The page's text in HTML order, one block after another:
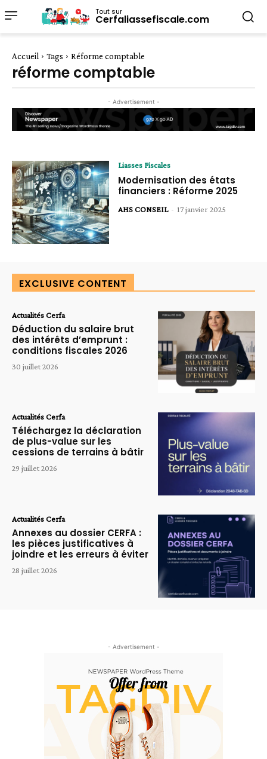
Tout sur
Cerfaliassefiscale.com
Accueil Tags Réforme comptable
réforme comptable
- Advertisement -
Liasses Fiscales
Modernisation des états
financiers : Réforme 2025
AHS CONSEIL - 17 janvier 2025
EXCLUSIVE CONTENT
Actualités Cerfa
Déduction du salaire brut
des intérêts d’emprunt :
conditions fiscales 2026
30 juillet 2026
Actualités Cerfa
Téléchargez la déclaration
de plus-value sur les
cessions de terrains à bâtir
29 juillet 2026
Actualités Cerfa
Annexes au dossier CERFA :
les pièces justificatives à
joindre et les erreurs à éviter
28 juillet 2026
- Advertisement -